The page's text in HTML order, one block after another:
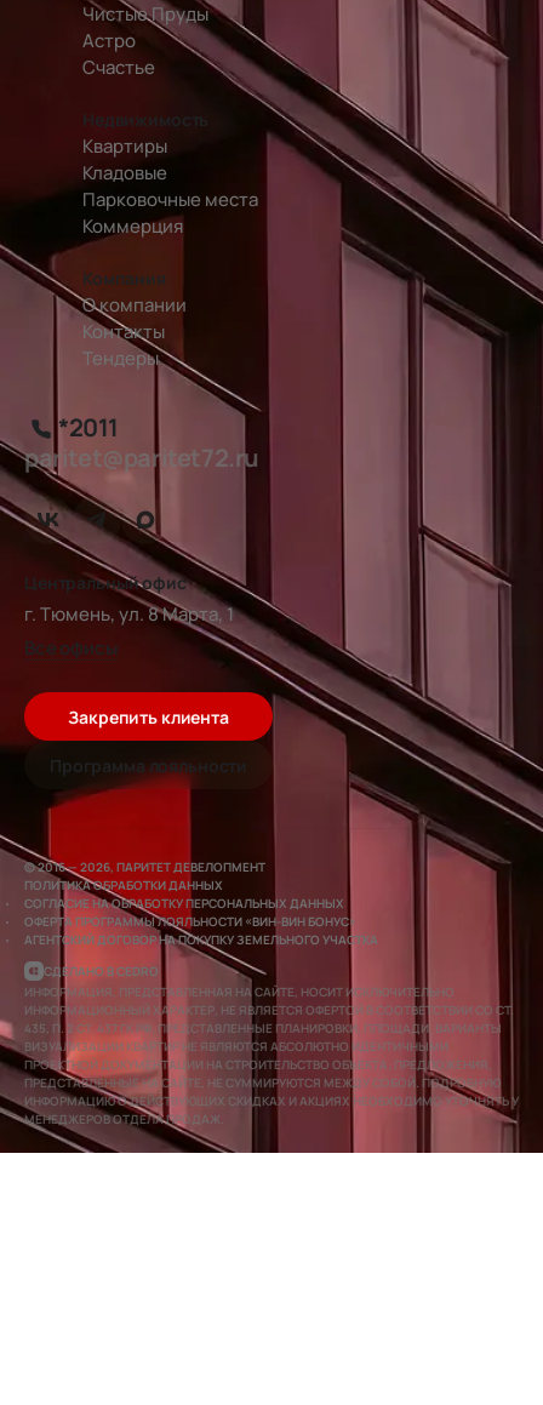
Чистые Пруды
Астро
Счастье
Недвижимость
Квартиры
Кладовые
Парковочные места
Коммерция
Компания
О компании
Контакты
Тендеры
*2011
paritet@paritet72.ru
Центральный офис
г. Тюмень, ул. 8 Марта, 1
Все офисы
Закрепить клиента
Программа лояльности
© 2016 — 2026, ПАРИТЕТ ДЕВЕЛОПМЕНТ
ПОЛИТИКА ОБРАБОТКИ ДАННЫХ
СОГЛАСИЕ НА ОБРАБОТКУ ПЕРСОНАЛЬНЫХ ДАННЫХ
ОФЕРТА ПРОГРАММЫ ЛОЯЛЬНОСТИ «ВИН-ВИН БОНУС»
АГЕНТСКИЙ ДОГОВОР НА ПОКУПКУ ЗЕМЕЛЬНОГО УЧАСТКА
СДЕЛАНО В CEDRO
ИНФОРМАЦИЯ, ПРЕДСТАВЛЕННАЯ НА САЙТЕ, НОСИТ ИСКЛЮЧИТЕЛЬНО
ИНФОРМАЦИОННЫЙ ХАРАКТЕР, НЕ ЯВЛЯЕТСЯ ОФЕРТОЙ В СООТВЕТСТВИИ СО СТ.
435, П. 2 СТ. 437 ГК РФ. ПРЕДСТАВЛЕННЫЕ ПЛАНИРОВКИ, ПЛОЩАДИ, ВАРИАНТЫ
ВИЗУАЛИЗАЦИИ КВАРТИР НЕ ЯВЛЯЮТСЯ АБСОЛЮТНО ИДЕНТИЧНЫМИ
ПРОЕКТНОЙ ДОКУМЕНТАЦИИ НА СТРОИТЕЛЬСТВО ОБЪЕКТА. ПРЕДЛОЖЕНИЯ,
ПРЕДСТАВЛЕННЫЕ НА САЙТЕ, НЕ СУММИРУЮТСЯ МЕЖДУ СОБОЙ. ПОДРОБНУЮ
ИНФОРМАЦИЮ О ДЕЙСТВУЮЩИХ СКИДКАХ И АКЦИЯХ НЕОБХОДИМО УТОЧНЯТЬ У
МЕНЕДЖЕРОВ ОТДЕЛА ПРОДАЖ.